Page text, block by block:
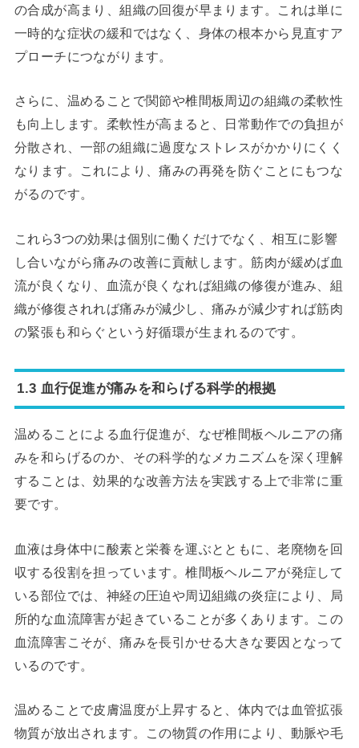
の合成が高まり、組織の回復が早まります。これは単に
一時的な症状の緩和ではなく、身体の根本から見直すア
プローチにつながります。
さらに、温めることで関節や椎間板周辺の組織の柔軟性
も向上します。柔軟性が高まると、日常動作での負担が
分散され、一部の組織に過度なストレスがかかりにくく
なります。これにより、痛みの再発を防ぐことにもつな
がるのです。
これら3つの効果は個別に働くだけでなく、相互に影響
し合いながら痛みの改善に貢献します。筋肉が緩めば血
流が良くなり、血流が良くなれば組織の修復が進み、組
織が修復されれば痛みが減少し、痛みが減少すれば筋肉
の緊張も和らぐという好循環が生まれるのです。
1.3 血行促進が痛みを和らげる科学的根拠
温めることによる血行促進が、なぜ椎間板ヘルニアの痛
みを和らげるのか、その科学的なメカニズムを深く理解
することは、効果的な改善方法を実践する上で非常に重
要です。
血液は身体中に酸素と栄養を運ぶとともに、老廃物を回
収する役割を担っています。椎間板ヘルニアが発症して
いる部位では、神経の圧迫や周辺組織の炎症により、局
所的な血流障害が起きていることが多くあります。この
血流障害こそが、痛みを長引かせる大きな要因となって
いるのです。
温めることで皮膚温度が上昇すると、体内では血管拡張
物質が放出されます。この物質の作用により、動脈や毛